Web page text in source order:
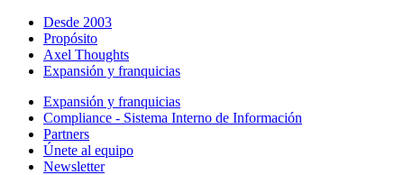
Desde 2003
Propósito
Axel Thoughts
Expansión y franquicias
Expansión y franquicias
Compliance - Sistema Interno de Información
Partners
Únete al equipo
Newsletter